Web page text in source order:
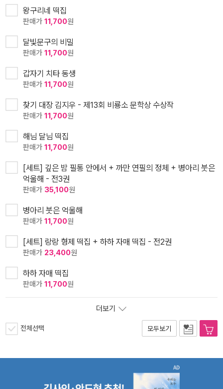
왕구리네 떡집
판매가 11,700원
달빛문구의 비밀
판매가 11,700원
갑자기 치타 동생
판매가 11,700원
찾기 대장 김지우 - 제13회 비룡소 문학상 수상작
판매가 11,700원
해님 달님 떡집
판매가 11,700원
[세트] 깊은 밤 필통 안에서 + 까만 연필의 정체 + 병아리 붓은
억울해 - 전3권
판매가 35,100원
병아리 붓은 억울해
판매가 11,700원
[세트] 랑랑 형제 떡집 + 하하 자매 떡집 - 전2권
판매가 23,400원
하하 자매 떡집
판매가 11,700원
더보기
전체선택 모두보기